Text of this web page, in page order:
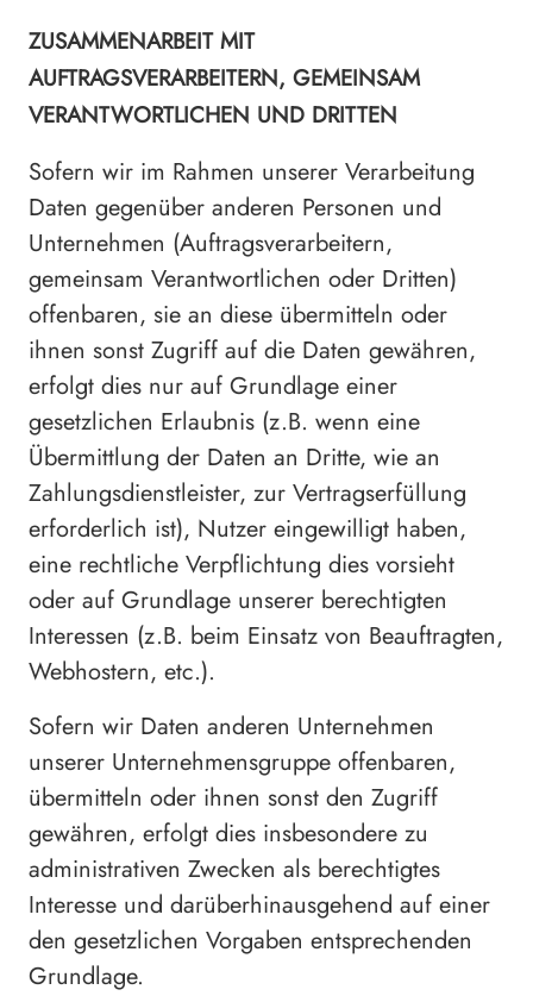
ZUSAMMENARBEIT MIT
AUFTRAGSVERARBEITERN, GEMEINSAM
VERANTWORTLICHEN UND DRITTEN
Sofern wir im Rahmen unserer Verarbeitung
Daten gegenüber anderen Personen und
Unternehmen (Auftragsverarbeitern,
gemeinsam Verantwortlichen oder Dritten)
offenbaren, sie an diese übermitteln oder
ihnen sonst Zugriff auf die Daten gewähren,
erfolgt dies nur auf Grundlage einer
gesetzlichen Erlaubnis (z.B. wenn eine
Übermittlung der Daten an Dritte, wie an
Zahlungsdienstleister, zur Vertragserfüllung
erforderlich ist), Nutzer eingewilligt haben,
eine rechtliche Verpflichtung dies vorsieht
oder auf Grundlage unserer berechtigten
Interessen (z.B. beim Einsatz von Beauftragten,
Webhostern, etc.).
Sofern wir Daten anderen Unternehmen
unserer Unternehmensgruppe offenbaren,
übermitteln oder ihnen sonst den Zugriff
gewähren, erfolgt dies insbesondere zu
administrativen Zwecken als berechtigtes
Interesse und darüberhinausgehend auf einer
den gesetzlichen Vorgaben entsprechenden
Grundlage.